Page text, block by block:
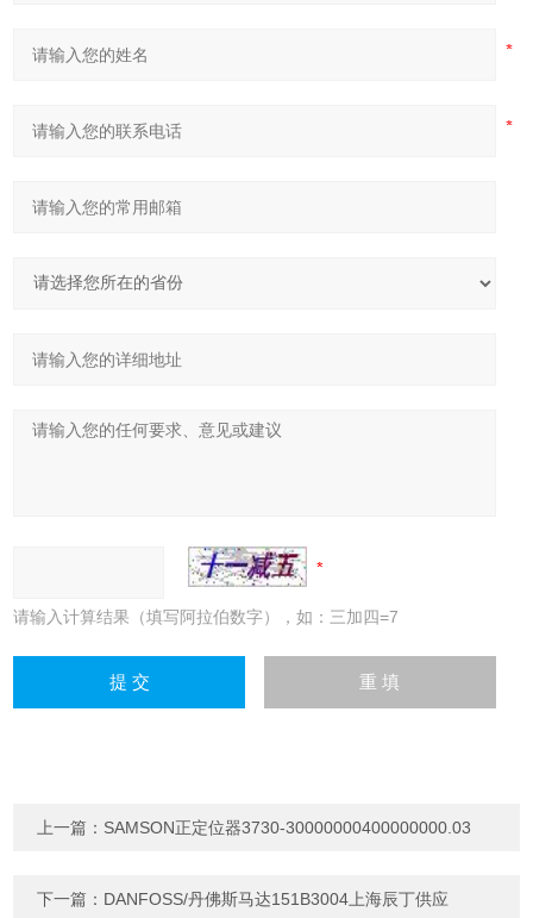
请输入计算结果（填写阿拉伯数字），如：三加四=7
上一篇： SAMSON正定位器3730-30000000400000000.03
下一篇： DANFOSS/丹佛斯马达151B3004上海辰丁供应